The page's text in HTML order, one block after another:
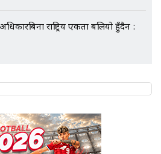
राष्ट्रिय एकता बलियो हुँदैन :